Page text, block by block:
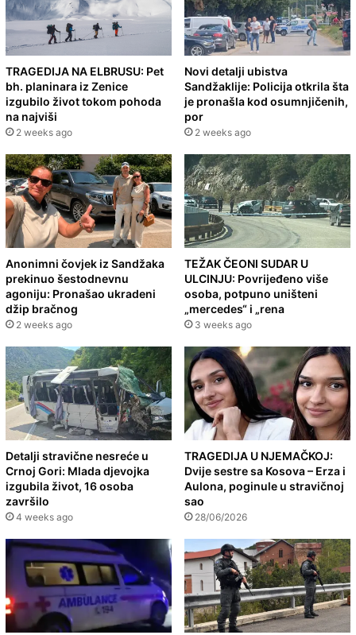
TRAGEDIJA NA ELBRUSU: Pet
bh. planinara iz Zenice
izgubilo život tokom pohoda
na najviši
2 weeks ago
Novi detalji ubistva
Sandžaklije: Policija otkrila šta
je pronašla kod osumnjičenih,
por
2 weeks ago
Anonimni čovjek iz Sandžaka
prekinuo šestodnevnu
agoniju: Pronašao ukradeni
džip bračnog
2 weeks ago
TEŽAK ČEONI SUDAR U
ULCINJU: Povrijeđeno više
osoba, potpuno uništeni
„mercedes“ i „rena
3 weeks ago
Detalji stravične nesreće u
Crnoj Gori: Mlada djevojka
izgubila život, 16 osoba
završilo
4 weeks ago
TRAGEDIJA U NJEMAČKOJ:
Dvije sestre sa Kosova – Erza i
Aulona, poginule u stravičnoj
sao
28/06/2026